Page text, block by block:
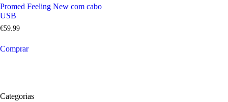
Promed Feeling New com cabo
USB
€59.99
Comprar
Categorias